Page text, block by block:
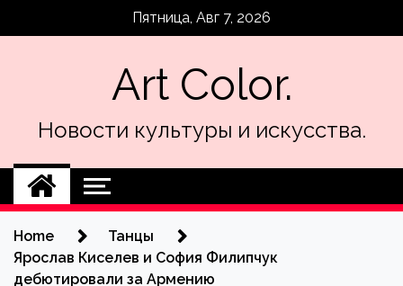
Пятница, Авг 7, 2026
Art Color.
Новости культуры и искусства.
Home
Танцы
Ярослав Киселев и София Филипчук
дебютировали за Армению